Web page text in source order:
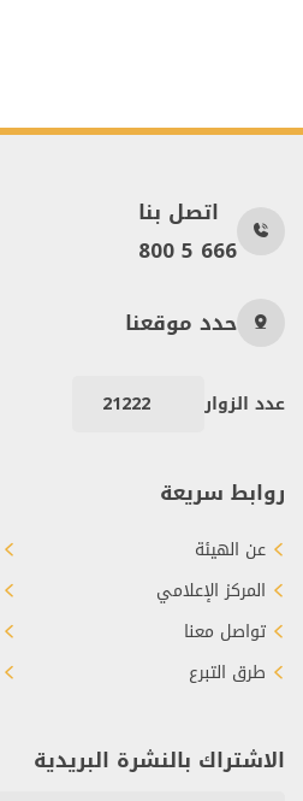
اتصل بنا
800 5 666
حدد موقعنا
عدد الزوار 21222
روابط سريعة
عن الهيئة
المركز الإعلامي
تواصل معنا
طرق التبرع
الاشتراك بالنشرة البريدية